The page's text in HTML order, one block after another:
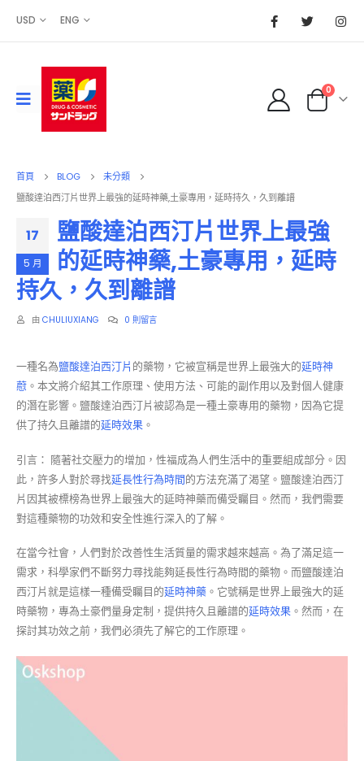
USD ENG
0
首頁 BLOG
未分類
鹽酸達泊西汀片世界上最強的延時神藥,土豪專用，延時持久，久到離譜
17
5 月
鹽酸達泊西汀片世界上最強
的延時神藥,土豪專用，延時
持久，久到離譜
由 CHULIUXIANG 0 則留言
一種名為鹽酸達泊西汀片 的藥物，它被宣稱是世界上最強大的延時神
藯 。本文將介紹其工作原理、使用方法、可能的副作用以及對個人健康
的潛在影響。鹽酸達泊西汀片被認為是一種土豪專用的藥物，因為它提
供了持久且離譜的延時效果 。
引言： 隨著社交壓力的增加，性福成為人們生活中的重要組成部分。因
此，許多人對於尋找延長性行為時間的方法充滿了渴望。鹽酸達泊西汀
片因其被標榜為世界上最強大的延時神藥而備受矚目。然而，我們需要
對這種藥物的功效和安全性進行深入的了解。
在當今社會，人們對於改善性生活質量的需求越來越高。為了滿足這一
需求，科學家們不斷努力尋找能夠延長性行為時間的藥物。而鹽酸達泊
西汀片就是這樣一種備受矚目的延時神藥 。它號稱是世界上最強大的延
時藥物，專為土豪們量身定制，提供持久且離譜的延時效果 。然而，在
探討其功效之前，我們必須先了解它的工作原理。